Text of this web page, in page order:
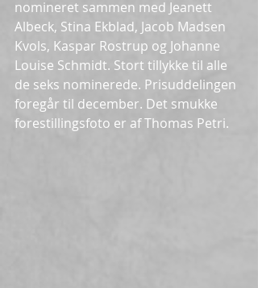
nomineret sammen med Jeanett
Albeck, Stina Ekblad, Jacob Madsen
Kvols, Kaspar Rostrup og Johanne
Louise Schmidt. Stort tillykke til alle
de seks nominerede. Prisuddelingen
foregår til december. Det smukke
forestillingsfoto er af Thomas Petri.